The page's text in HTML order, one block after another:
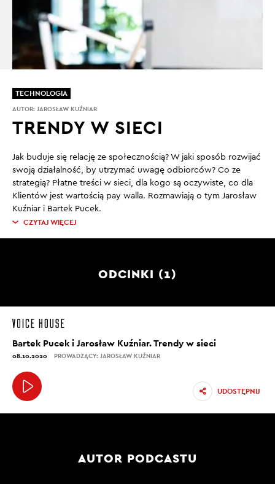
TECHNOLOGIA
AUTOR: JAROSŁAW KUŹNIAR
TRENDY W SIECI
Jak buduje się relację ze społecznością? W jaki sposób rozwijać
swoją działalność, by utrzymać uwagę odbiorców? Co ze
strategią? Płatne treści w sieci, dla kogo są oczywiste, co dla
Klientów jest wartością pay walla. Rozmawiają o tym Jarosław
Kuźniar i Bartek Pucek.
CZYTAJ WIĘCEJ
ODCINKI (1)
Bartek Pucek i Jarosław Kuźniar. Trendy w sieci
08.10.2020 PROWADZĄCY: JAROSŁAW KUŹNIAR
UDOSTĘPNIJ
AUTOR PODCASTU